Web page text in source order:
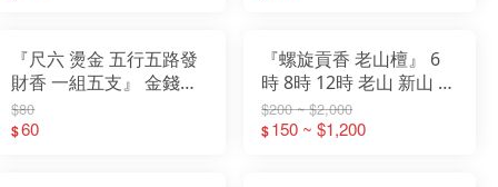
『尺六 燙金 五行五路發
財香 一組五支』 金錢香
大貢香 祝壽 補庫 開工 祈
福 招財進寶 補財庫 祈求
$80
$60
『螺旋貢香 老山檀』 6
時 8時 12時 老山 新山 青
洲沉 沉檀 螺旋香 微煙 環
保 貢香 尺六 2尺
$200 ~ $2,000
$150 ~ $1,200